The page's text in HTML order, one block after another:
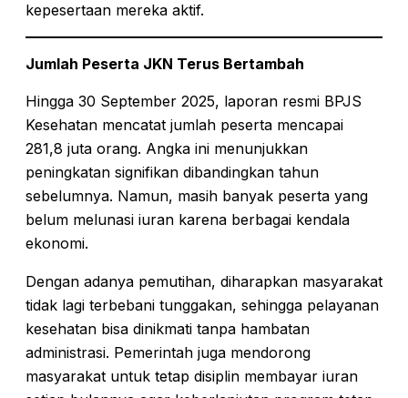
kepesertaan mereka aktif.
Jumlah Peserta JKN Terus Bertambah
Hingga 30 September 2025, laporan resmi BPJS
Kesehatan mencatat jumlah peserta mencapai
281,8 juta orang. Angka ini menunjukkan
peningkatan signifikan dibandingkan tahun
sebelumnya. Namun, masih banyak peserta yang
belum melunasi iuran karena berbagai kendala
ekonomi.
Dengan adanya pemutihan, diharapkan masyarakat
tidak lagi terbebani tunggakan, sehingga pelayanan
kesehatan bisa dinikmati tanpa hambatan
administrasi. Pemerintah juga mendorong
masyarakat untuk tetap disiplin membayar iuran